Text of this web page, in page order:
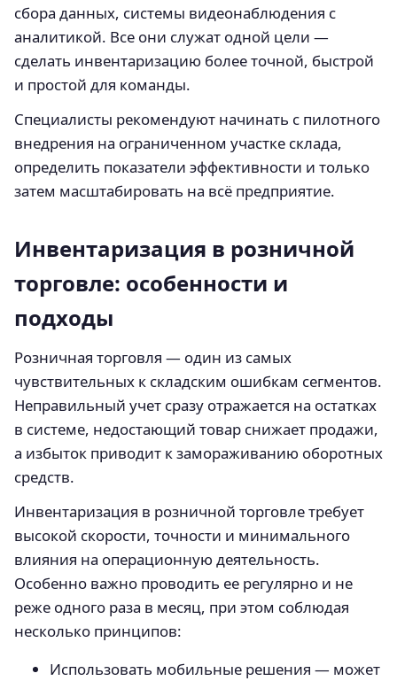
сбора данных, системы видеонаблюдения с
аналитикой. Все они служат одной цели —
сделать инвентаризацию более точной, быстрой
и простой для команды.
Специалисты рекомендуют начинать с пилотного
внедрения на ограниченном участке склада,
определить показатели эффективности и только
затем масштабировать на всё предприятие.
Инвентаризация в розничной
торговле: особенности и
подходы
Розничная торговля — один из самых
чувствительных к складским ошибкам сегментов.
Неправильный учет сразу отражается на остатках
в системе, недостающий товар снижает продажи,
а избыток приводит к замораживанию оборотных
средств.
Инвентаризация в розничной торговле требует
высокой скорости, точности и минимального
влияния на операционную деятельность.
Особенно важно проводить ее регулярно и не
реже одного раза в месяц, при этом соблюдая
несколько принципов:
Использовать мобильные решения — может